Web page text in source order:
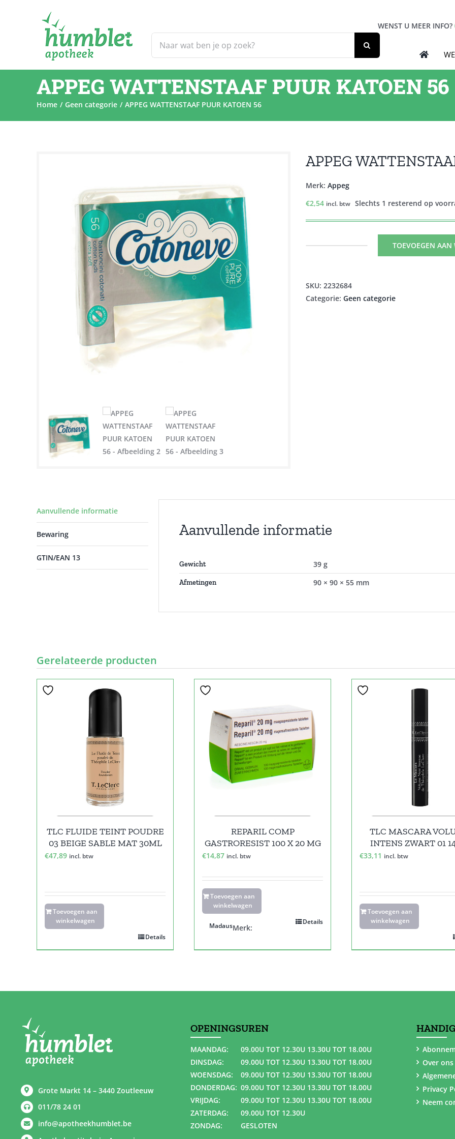
naar:
WENST U MEER INFO?
APPEG WATTENSTAAF PUUR KATOEN 56
Home Geen categorie APPEG WATTENSTAAF PUUR KATOEN 56
APPEG
Merk: Appeg
€2,54 incl. btw Slechts 1 resterend op
KATOEN
56
TOEVOEGEN AAN
SKU: 2232684
Categorie: Geen categorie
Aanvullende informatie
Bewaring
GTIN/EAN 13
Aanvullende informatie
Gewicht 39 g
Afmetingen 90 × 90 × 55 mm
Gerelateerde producten
TLC FLUIDE TEINT POUDRE
03 BEIGE SABLE MAT 30ML
€47,89 incl. btw
Toevoegen aan
winkelwagen
Details
REPARIL COMP
GASTRORESIST 100 X 20 MG
€14,87 incl. btw
Toevoegen aan
winkelwagen
Details
Merk:
Madaus
TLC MASCARA
INTENS ZWART 01
€33,11 incl. btw
Toevoegen aan
winkelwagen
Grote Markt 14 – 3440 Zoutleeuw
011/78 24 01
info@apotheekhumblet.be
OPENINGSUREN
MAANDAG:
09.00U TOT 12.30U 13.30U TOT 18.00U
DINSDAG:
09.00U TOT 12.30U 13.30U TOT 18.00U
WOENSDAG:
09.00U TOT 12.30U 13.30U TOT 18.00U
DONDERDAG: 09.00U TOT 12.30U 13.30U TOT 18.00U
VRIJDAG:
09.00U TOT 12.30U 13.30U TOT 18.00U
ZATERDAG:
09.00U TOT 12.30U
ZONDAG:
GESLOTEN
Over ons
Privacy
Neem